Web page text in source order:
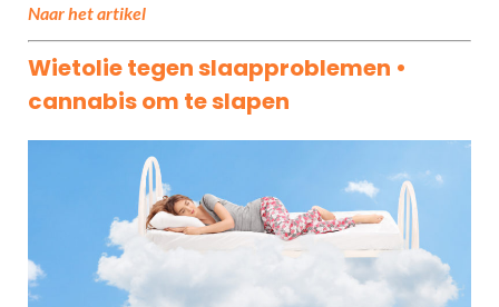
Naar het artikel
Wietolie tegen slaapproblemen •
cannabis om te slapen